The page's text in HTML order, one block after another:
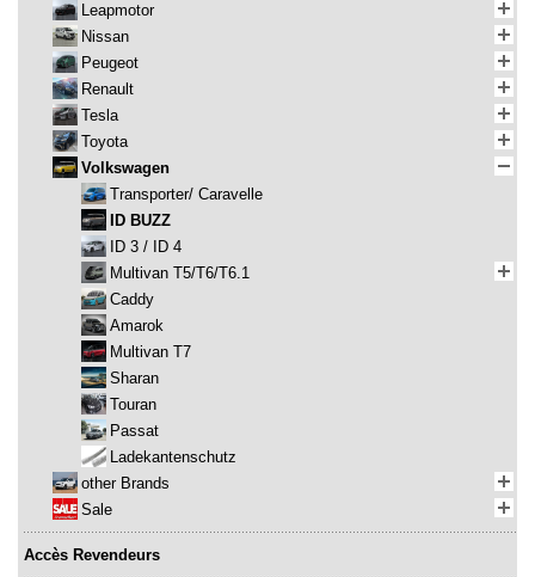
Leapmotor
Nissan
Peugeot
Renault
Tesla
Toyota
Volkswagen
Transporter/ Caravelle
ID BUZZ
ID 3 / ID 4
Multivan T5/T6/T6.1
Caddy
Amarok
Multivan T7
Sharan
Touran
Passat
Ladekantenschutz
other Brands
Sale
Accès Revendeurs